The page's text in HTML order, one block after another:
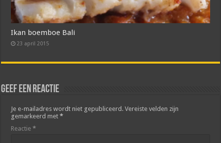
Ikan boemboe Bali
23 april 2015
Geef een reactie
Je e-mailadres wordt niet gepubliceerd. Vereiste velden zijn
gemarkeerd met*
Reactie*